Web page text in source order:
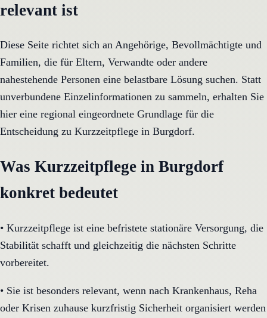
relevant ist
Diese Seite richtet sich an Angehörige, Bevollmächtigte und
Familien, die für Eltern, Verwandte oder andere
nahestehende Personen eine belastbare Lösung suchen. Statt
unverbundene Einzelinformationen zu sammeln, erhalten Sie
hier eine regional eingeordnete Grundlage für die
Entscheidung zu Kurzzeitpflege in Burgdorf.
Was Kurzzeitpflege in Burgdorf
konkret bedeutet
• Kurzzeitpflege ist eine befristete stationäre Versorgung, die
Stabilität schafft und gleichzeitig die nächsten Schritte
vorbereitet.
• Sie ist besonders relevant, wenn nach Krankenhaus, Reha
oder Krisen zuhause kurzfristig Sicherheit organisiert werden